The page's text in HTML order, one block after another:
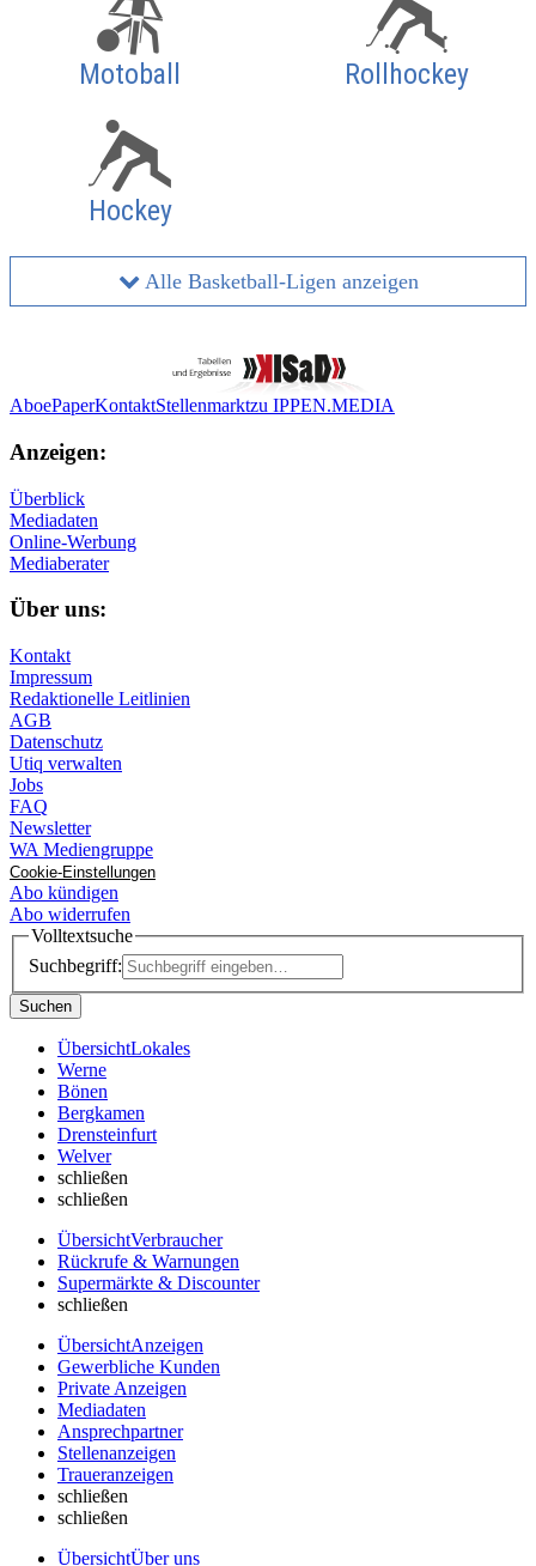
Motoball Rollhockey
Hockey
Alle Basketball-Ligen anzeigen
AboePaperKontaktStellenmarktzu IPPEN.MEDIA
Anzeigen:
Überblick
Mediadaten
Online-Werbung
Mediaberater
Über uns:
Kontakt
Impressum
Redaktionelle Leitlinien
AGB
Datenschutz
Utiq verwalten
Jobs
FAQ
Newsletter
WA Mediengruppe
Cookie-Einstellungen
Abo kündigen
Abo widerrufen
Volltextsuche
Suchbegriff:
Suchen
ÜbersichtLokales
Werne
Bönen
Bergkamen
Drensteinfurt
Welver
schließen
schließen
ÜbersichtVerbraucher
Rückrufe & Warnungen
Supermärkte & Discounter
schließen
ÜbersichtAnzeigen
Gewerbliche Kunden
Private Anzeigen
Mediadaten
Ansprechpartner
Stellenanzeigen
Traueranzeigen
schließen
schließen
ÜbersichtÜber uns